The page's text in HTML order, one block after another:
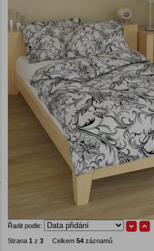
Řadit podle:
Strana 1 z 3 Celkem 54 záznamů